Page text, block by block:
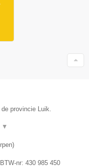
provincie Luik.
▼
)
, BTW-nr: 430 985 450